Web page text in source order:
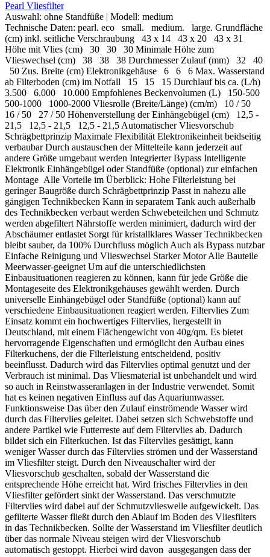
Pearl Vliesfilter
Auswahl: ohne Standfüße | Modell: medium
Technische Daten: pearl. eco small. medium. large. Grundfläche
(cm) inkl. seitliche Verschraubung 43 x 14 43 x 20 43 x 31
Höhe mit Vlies (cm) 30 30 30 Minimale Höhe zum
Vlieswechsel (cm) 38 38 38 Durchmesser Zulauf (mm) 32 40
50 Zus. Breite (cm) Elektronikgehäuse 6 6 6 Max. Wasserstand
ab Filterboden (cm) im Notfall 15 15 15 Durchlauf bis ca. (L/h)
3.500 6.000 10.000 Empfohlenes Beckenvolumen (L) 150-500
500-1000 1000-2000 Vliesrolle (Breite/Länge) (cm/m) 10 / 50
16 / 50 27 / 50 Höhenverstellung der Einhängebügel (cm) 12,5 -
21,5 12,5 - 21,5 12,5 - 21,5 Automatischer Vliesvorschub
Schrägbettprinzip Maximale Flexibilität Elektronikeinheit beidseitig
verbaubar Durch austauschen der Mittelteile kann jederzeit auf
andere Größe umgebaut werden Integrierter Bypass Intelligente
Elektronik Einhängebügel oder Standfüße (optional) zur einfachen
Montage Alle Vorteile im Überblick: Hohe Filterleistung bei
geringer Baugröße durch Schrägbettprinzip Passt in nahezu alle
gängigen Technikbecken Kann in separatem Tank auch außerhalb
des Technikbecken verbaut werden Schwebeteilchen und Schmutz
werden abgefiltert Nährstoffe werden minimiert, dadurch wird der
Abschäumer entlastet Sorgt für kristallklares Wasser Technikbecken
bleibt sauber, da 100% Durchfluss möglich Auch als Bypass nutzbar
Einfache Reinigung und Vlieswechsel Starker Motor Alle Bauteile
Meerwasser-geeignet Um auf die unterschiedlichsten
Einbausituationen reagieren zu können, kann für jede Größe die
Montageseite des Elektronikgehäuses gewählt werden. Durch
universelle Einhängebügel oder Standfüße (optional) kann auf
verschiedene Einbausituationen reagiert werden. Filtervlies Zum
Einsatz kommt ein hochwertiges Filtervlies, hergestellt in
Deutschland, mit einem Flächengewicht von 40g/qm. Es bietet
hervorragende Eigenschaften und ermöglicht den Aufbau eines
Filterkuchens, der die Filterleistung entscheidend, positiv
beeinflusst. Dadurch wird das Filtervlies optimal genutzt und der
Verbrauch ist minimal. Das Vliesmaterial ist unbehandelt und wird
so auch in Reinstwasseranlagen in der Industrie verwendet. Somit
hat es keinen negativen Einfluss auf das Aquariumwasser.
Funktionsweise Das über den Zulauf einströmende Wasser wird
durch das Filtervlies geleitet. Dabei setzen sich Schwebstoffe und
andere Partikel wie Futterreste auf dem Filtervlies ab. Dadurch
bildet sich ein Filterkuchen. Ist das Filtervlies gesättigt, kann
weniger Wasser durch das Filtervlies strömen und der Wasserstand
im Vliesfilter steigt. Durch den Niveauschalter wird der
Vliesvorschub geschalten, sobald der Wasserstand die
entsprechende Höhe erreicht hat. Wird frisches Filtervlies in den
Vliesfilter gefördert sinkt der Wasserstand. Das verschmutzte
Filtervlies wird dabei auf der Schmutzvlieswelle aufgewickelt. Das
gefilterte Wasser fließt durch den Ablauf im Boden des Vliesfilters
in das Technikbecken. Sollte der Wasserstand im Vliesfilter deutlich
über das normale Niveau steigen wird der Vliesvorschub
automatisch gestoppt. Hierbei wird davon ausgegangen dass der